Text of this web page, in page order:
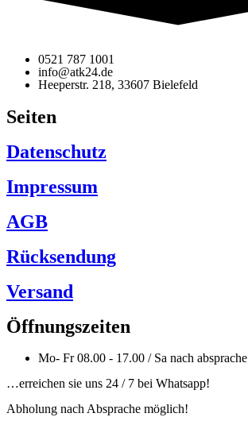
0521 787 1001
info@atk24.de
Heeperstr. 218, 33607 Bielefeld
Seiten
Datenschutz
Impressum
AGB
Rücksendung
Versand
Öffnungszeiten
Mo- Fr 08.00 - 17.00 / Sa nach absprache
…erreichen sie uns 24 / 7 bei Whatsapp!
Abholung nach Absprache möglich!